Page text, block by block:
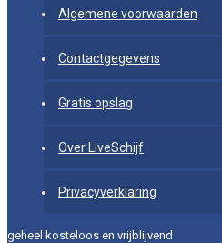
Algemene voorwaarden
Contactgegevens
Gratis opslag
Over LiveSchijf
Privacyverklaring
geheel kosteloos en vrijblijvend